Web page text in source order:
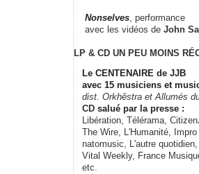
Nonselves , performance
avec les vidéos de John
LP & CD UN PEU MOINS
Le CENTENAIRE de JJB
avec 15 musiciens et
dist. Orkhêstra et Allumés
CD salué par la presse :
Libération, Télérama,
The Wire, L'Humanité,
natomusic, L'autre quotidien,
Vital Weekly, France
etc.